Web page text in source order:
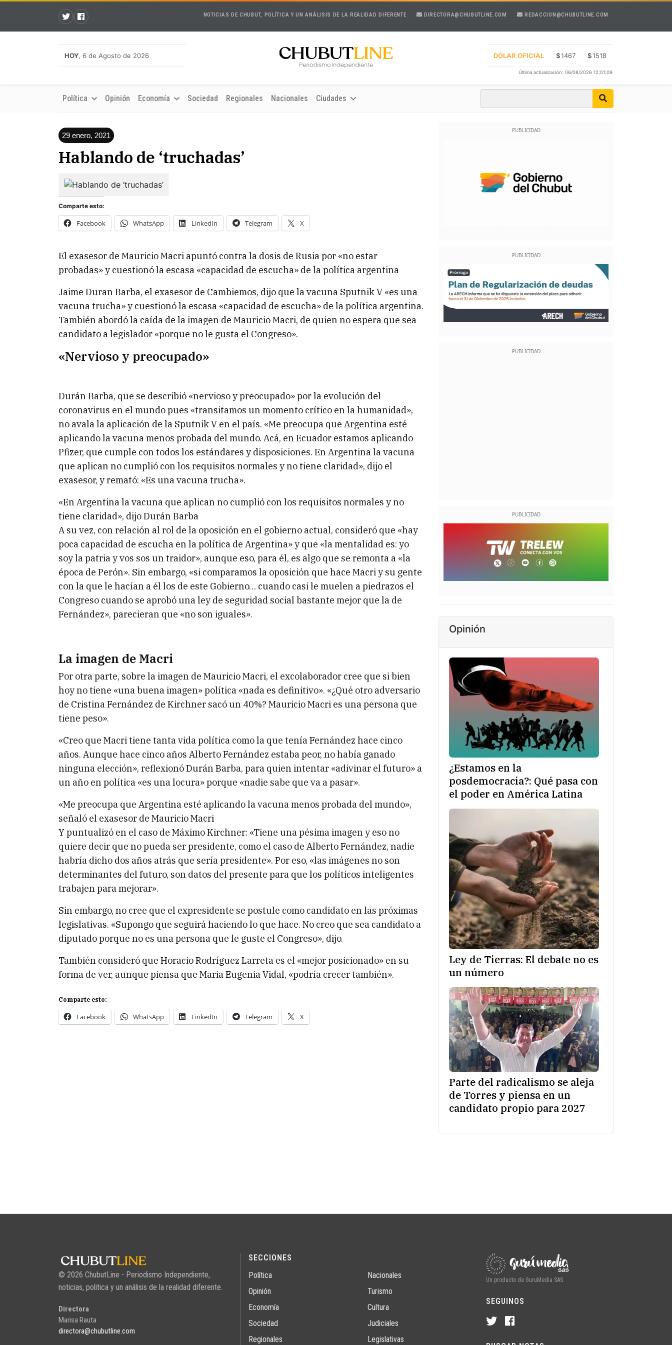
NOTICIAS DE CHUBUT, POLÍTICA Y UN ANÁLISIS DE LA REALIDAD DIFERENTE DIRECTORA@CHUBUTLINE.COM REDACCION@CHUBUTLINE.COM
HOY, 6 de Agosto de 2026 DÓLAR OFICIAL $1467 $1518
Última actualización: 06/08/2026 12:01:09
Política Opinión Economía Sociedad Regionales Nacionales Ciudades
29 enero, 2021
Hablando de ‘truchadas’
Comparte esto:
Facebook WhatsApp LinkedIn Telegram X
El exasesor de Mauricio Macri apuntó contra la dosis de Rusia por «no estar
probadas» y cuestionó la escasa «capacidad de escucha» de la política argentina
Jaime Duran Barba, el exasesor de Cambiemos, dijo que la vacuna Sputnik V «es una
vacuna trucha» y cuestionó la escasa «capacidad de escucha» de la política argentina.
También abordó la caída de la imagen de Mauricio Macri, de quien no espera que sea
candidato a legislador «porque no le gusta el Congreso».
«Nervioso y preocupado»
Durán Barba, que se describió «nervioso y preocupado» por la evolución del
coronavirus en el mundo pues «transitamos un momento crítico en la humanidad»,
no avala la aplicación de la Sputnik V en el país. «Me preocupa que Argentina esté
aplicando la vacuna menos probada del mundo. Acá, en Ecuador estamos aplicando
Pfizer, que cumple con todos los estándares y disposiciones. En Argentina la vacuna
que aplican no cumplió con los requisitos normales y no tiene claridad», dijo el
exasesor, y remató: «Es una vacuna trucha».
«En Argentina la vacuna que aplican no cumplió con los requisitos normales y no
tiene claridad», dijo Durán Barba
A su vez, con relación al rol de la oposición en el gobierno actual, consideró que «hay
poca capacidad de escucha en la política de Argentina» y que «la mentalidad es: yo
soy la patria y vos sos un traidor», aunque eso, para él, es algo que se remonta a «la
época de Perón». Sin embargo, «si comparamos la oposición que hace Macri y su gente
con la que le hacían a él los de este Gobierno… cuando casi le muelen a piedrazos el
Congreso cuando se aprobó una ley de seguridad social bastante mejor que la de
Fernández», parecieran que «no son iguales».
La imagen de Macri
Por otra parte, sobre la imagen de Mauricio Macri, el excolaborador cree que si bien
hoy no tiene «una buena imagen» política «nada es definitivo». «¿Qué otro adversario
de Cristina Fernández de Kirchner sacó un 40%? Mauricio Macri es una persona que
tiene peso».
«Creo que Macri tiene tanta vida política como la que tenía Fernández hace cinco
años. Aunque hace cinco años Alberto Fernández estaba peor, no había ganado
ninguna elección», reflexionó Durán Barba, para quien intentar «adivinar el futuro» a
un año en política «es una locura» porque «nadie sabe que va a pasar».
«Me preocupa que Argentina esté aplicando la vacuna menos probada del mundo»,
señaló el exasesor de Mauricio Macri
Y puntualizó en el caso de Máximo Kirchner: «Tiene una pésima imagen y eso no
quiere decir que no pueda ser presidente, como el caso de Alberto Fernández, nadie
habría dicho dos años atrás que sería presidente». Por eso, «las imágenes no son
determinantes del futuro, son datos del presente para que los políticos inteligentes
trabajen para mejorar».
Sin embargo, no cree que el expresidente se postule como candidato en las próximas
legislativas. «Supongo que seguirá haciendo lo que hace. No creo que sea candidato a
diputado porque no es una persona que le guste el Congreso», dijo.
También consideró que Horacio Rodríguez Larreta es el «mejor posicionado» en su
forma de ver, aunque piensa que Maria Eugenia Vidal, «podría crecer también».
Comparte esto:
Facebook WhatsApp LinkedIn Telegram X
Opinión
¿Estamos en la
posdemocracia?: Qué pasa con
el poder en América Latina
Ley de Tierras: El debate no es
un número
Parte del radicalismo se aleja
de Torres y piensa en un
candidato propio para 2027
© 2026 ChubutLine - Periodismo Independiente,
noticias, politica y un análisis de la realidad diferente.
Directora
Marisa Rauta
directora@chubutline.com
SECCIONES
Política
Opinión
Economía
Sociedad
Regionales
Nacionales
Turismo
Cultura
Judiciales
Legislativas
Un producto de GuruMedia SAS
SEGUINOS